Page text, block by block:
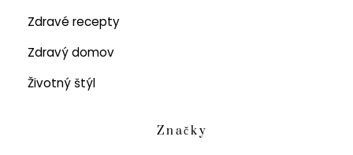
Zdravé recepty
Zdravý domov
Životný štýl
Značky